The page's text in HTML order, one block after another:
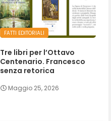
FATTI EDITORIALI
Tre libri per l’Ottavo
Centenario. Francesco
senza retorica
Maggio 25, 2026